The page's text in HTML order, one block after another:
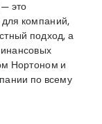
— это
компаний,
подход, а
Нортоном и
по всему